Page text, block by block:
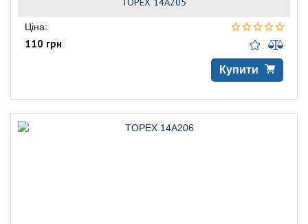
Ціна:
110 грн
Купити